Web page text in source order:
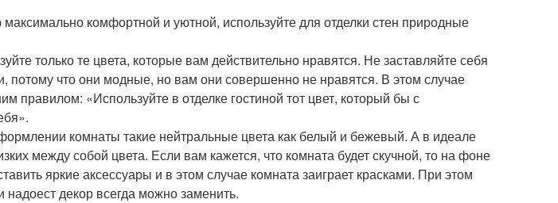
максимально комфортной и уютной, используйте для отделки стен природные
только те цвета, которые вам действительно нравятся. Не заставляйте себя
потому что они модные, но вам они совершенно не нравятся. В этом случае
правилом: «Используйте в отделке гостиной тот цвет, который бы с
комнаты такие нейтральные цвета как белый и бежевый. А в идеале
между собой цвета. Если вам кажется, что комната будет скучной, то на фоне
яркие аксессуары и в этом случае комната заиграет красками. При этом
надоест декор всегда можно заменить.